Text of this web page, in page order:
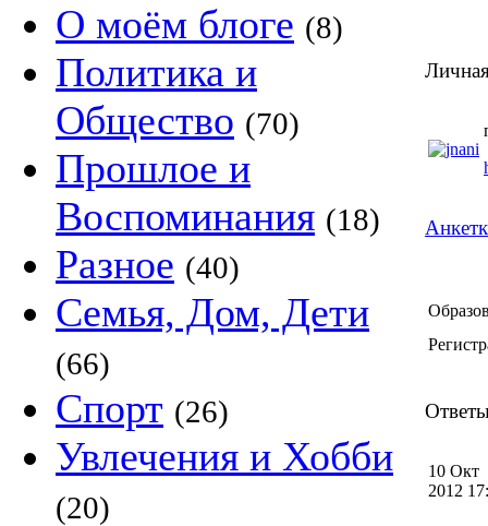
О моём блоге (8)
Политика и
Общество (70)
Прошлое и
Воспоминания (18)
Разное (40)
Семья, Дом, Дети
(66)
Спорт (26)
Увлечения и Хобби
(20)
10 Окт
2012